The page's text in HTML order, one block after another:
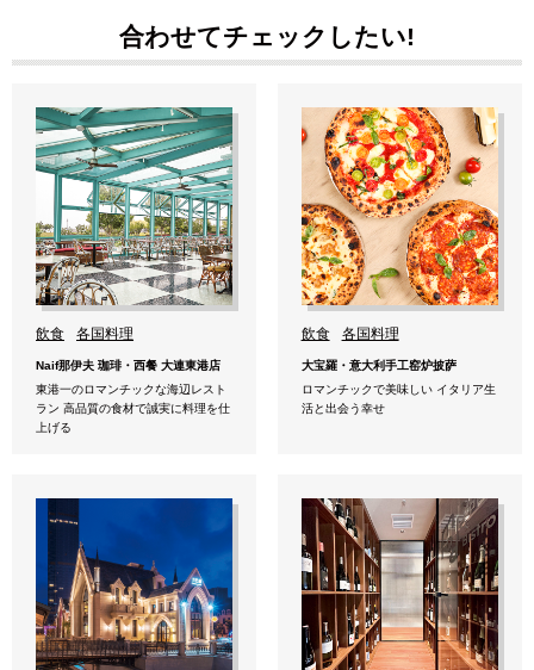
合わせてチェックしたい!
飲食 各国料理
Naif那伊夫 珈琲・西餐 大連東港店
東港一のロマンチックな海辺レスト
ラン 高品質の食材で誠実に料理を仕
上げる
飲食 各国料理
大宝羅・意大利手工窑炉披萨
ロマンチックで美味しい イタリア生
活と出会う幸せ